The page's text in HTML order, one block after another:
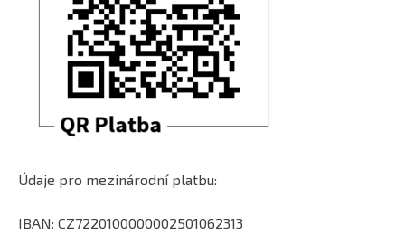
Údaje pro mezinárodní platbu:
IBAN: CZ7220100000002501062313